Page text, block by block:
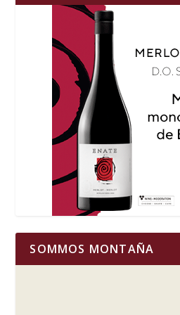
SOMMOS MONTAÑA